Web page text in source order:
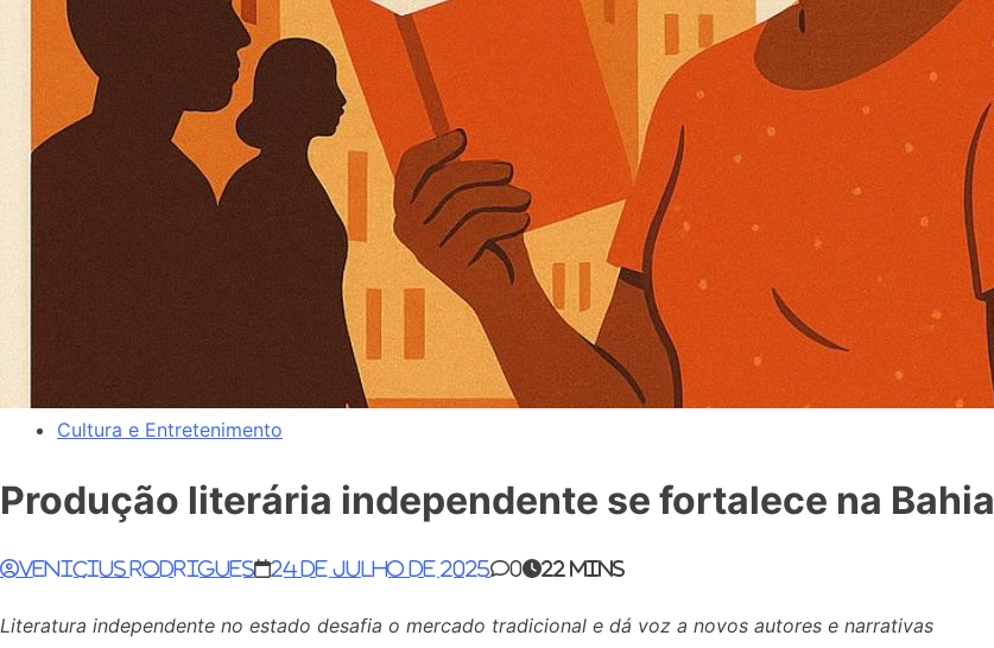
Cultura e Entretenimento
Produção literária independente se fortalece na Bahia
Venicius Rodrigues 24 de julho de 2025 0 22 mins
Literatura independente no estado desafia o mercado tradicional e dá voz a novos autores e narrativas